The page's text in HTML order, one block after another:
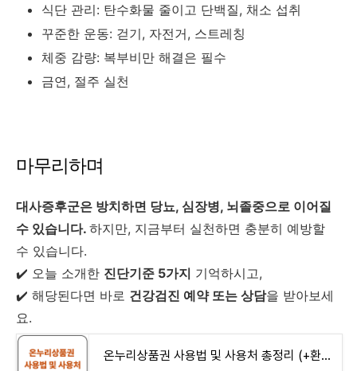
식단 관리: 탄수화물 줄이고 단백질, 채소 섭취
꾸준한 운동: 걷기, 자전거, 스트레칭
체중 감량: 복부비만 해결은 필수
금연, 절주 실천
마무리하며
대사증후군은 방치하면 당뇨, 심장병, 뇌졸중으로 이어질
수 있습니다. 하지만, 지금부터 실천하면 충분히 예방할
수 있습니다.
✔️ 오늘 소개한 진단기준 5가지 기억하시고,
✔️ 해당된다면 바로 건강검진 예약 또는 상담을 받아보세
요.
온누리상품권 사용법 및 사용처 총정리 (+환급 & 조회방법)